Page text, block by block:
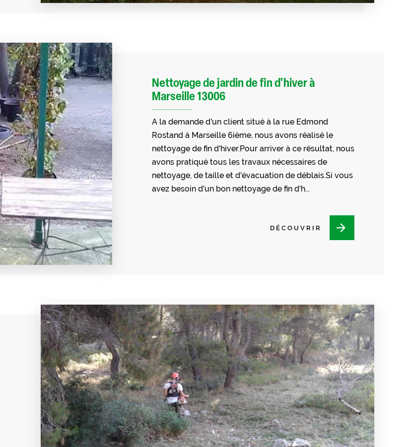
Nettoyage de jardin de fin d'hiver à
Marseille 13006
A la demande d'un client situé à la rue Edmond
Rostand à Marseille 6ième, nous avons réalisé le
nettoyage de fin d'hiver.Pour arriver à ce résultat, nous
avons pratiqué tous les travaux nécessaires de
nettoyage, de taille et d'évacuation de déblais.Si vous
avez besoin d'un bon nettoyage de fin d'h...
DÉCOUVRIR